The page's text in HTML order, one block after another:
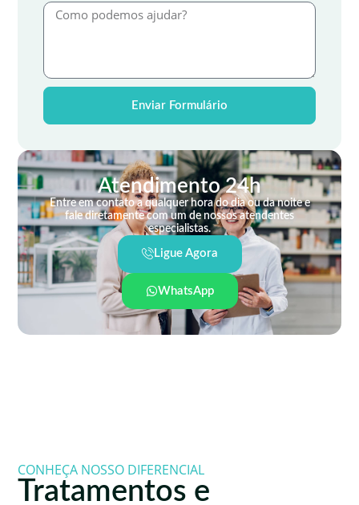
Enviar Formulário
Atendimento 24h
Entre em contato a qualquer hora do dia ou da noite e
fale diretamente com um de nossos atendentes
especialistas.
Ligue Agora
WhatsApp
CONHEÇA NOSSO DIFERENCIAL
Tratamentos e